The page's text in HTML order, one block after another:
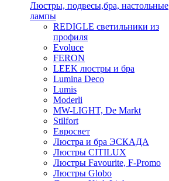
Люстры, подвесы,бра, настольные
лампы
REDIGLE светильники из
профиля
Evoluce
FERON
LEEK люстры и бра
Lumina Deco
Lumis
Moderli
MW-LIGHT, De Markt
Stilfort
Евросвет
Люстра и бра ЭСКАДА
Люстры CITILUX
Люстры Favourite, F-Promo
Люстры Globo